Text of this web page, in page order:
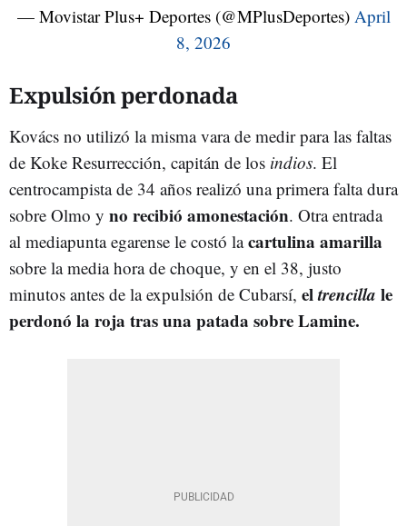
— Movistar Plus+ Deportes (@MPlusDeportes) April
8, 2026
Expulsión perdonada
Kovács no utilizó la misma vara de medir para las faltas
de Koke Resurrección, capitán de los indios. El
centrocampista de 34 años realizó una primera falta dura
sobre Olmo y no recibió amonestación. Otra entrada
al mediapunta egarense le costó lacartulina amarilla
sobre la media hora de choque, y en el 38, justo
minutos antes de la expulsión de Cubarsí, eltrencilla le
perdonó la roja tras una patada sobre Lamine.